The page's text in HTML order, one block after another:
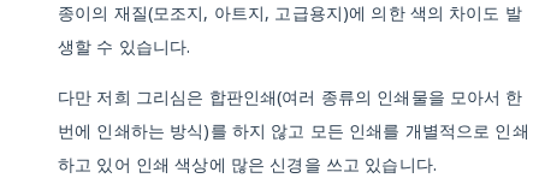
종이의 재질(모조지, 아트지, 고급용지)에 의한 색의 차이도 발
생할 수 있습니다.
다만 저희 그리심은 합판인쇄(여러 종류의 인쇄물을 모아서 한
번에 인쇄하는 방식)를 하지 않고 모든 인쇄를 개별적으로 인쇄
하고 있어 인쇄 색상에 많은 신경을 쓰고 있습니다.